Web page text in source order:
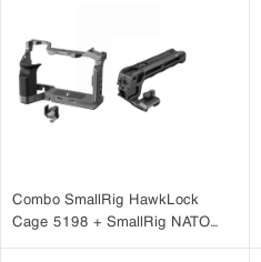
Combo SmallRig HawkLock
Cage 5198 + SmallRig NATO